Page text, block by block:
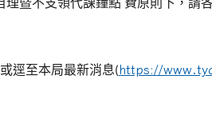
理暨不支領代課鐘點 費原則下，請
逕至本局最新消息(https://